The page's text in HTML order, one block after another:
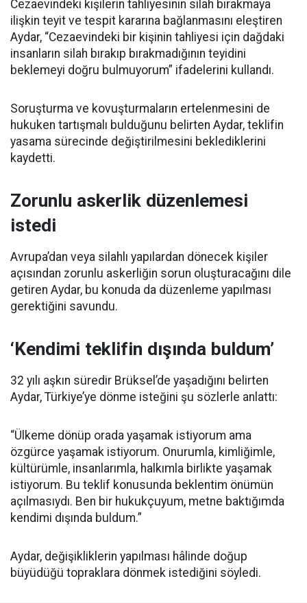
Cezaevindeki kişilerin tahliyesinin silah bırakmaya
ilişkin teyit ve tespit kararına bağlanmasını eleştiren
Aydar, “Cezaevindeki bir kişinin tahliyesi için dağdaki
insanların silah bırakıp bırakmadığının teyidini
beklemeyi doğru bulmuyorum” ifadelerini kullandı.
Soruşturma ve kovuşturmaların ertelenmesini de
hukuken tartışmalı bulduğunu belirten Aydar, teklifin
yasama sürecinde değiştirilmesini beklediklerini
kaydetti.
Zorunlu askerlik düzenlemesi
istedi
Avrupa’dan veya silahlı yapılardan dönecek kişiler
açısından zorunlu askerliğin sorun oluşturacağını dile
getiren Aydar, bu konuda da düzenleme yapılması
gerektiğini savundu.
‘Kendimi teklifin dışında buldum’
32 yılı aşkın süredir Brüksel’de yaşadığını belirten
Aydar, Türkiye’ye dönme isteğini şu sözlerle anlattı:
“Ülkeme dönüp orada yaşamak istiyorum ama
özgürce yaşamak istiyorum. Onurumla, kimliğimle,
kültürümle, insanlarımla, halkımla birlikte yaşamak
istiyorum. Bu teklif konusunda beklentim önümün
açılmasıydı. Ben bir hukukçuyum, metne baktığımda
kendimi dışında buldum.”
Aydar, değişikliklerin yapılması hâlinde doğup
büyüdüğü topraklara dönmek istediğini söyledi.